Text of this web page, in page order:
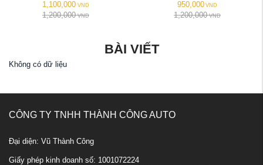
1,100,000 VND
1,200,000 VND
950,000 VND
1,200,000 VND
BÀI VIẾT
Không có dữ liệu
CÔNG TY TNHH THÀNH CÔNG AUTO
Đại diện: Vũ Thành Công
Giấy phép kinh doanh số: 1001072224